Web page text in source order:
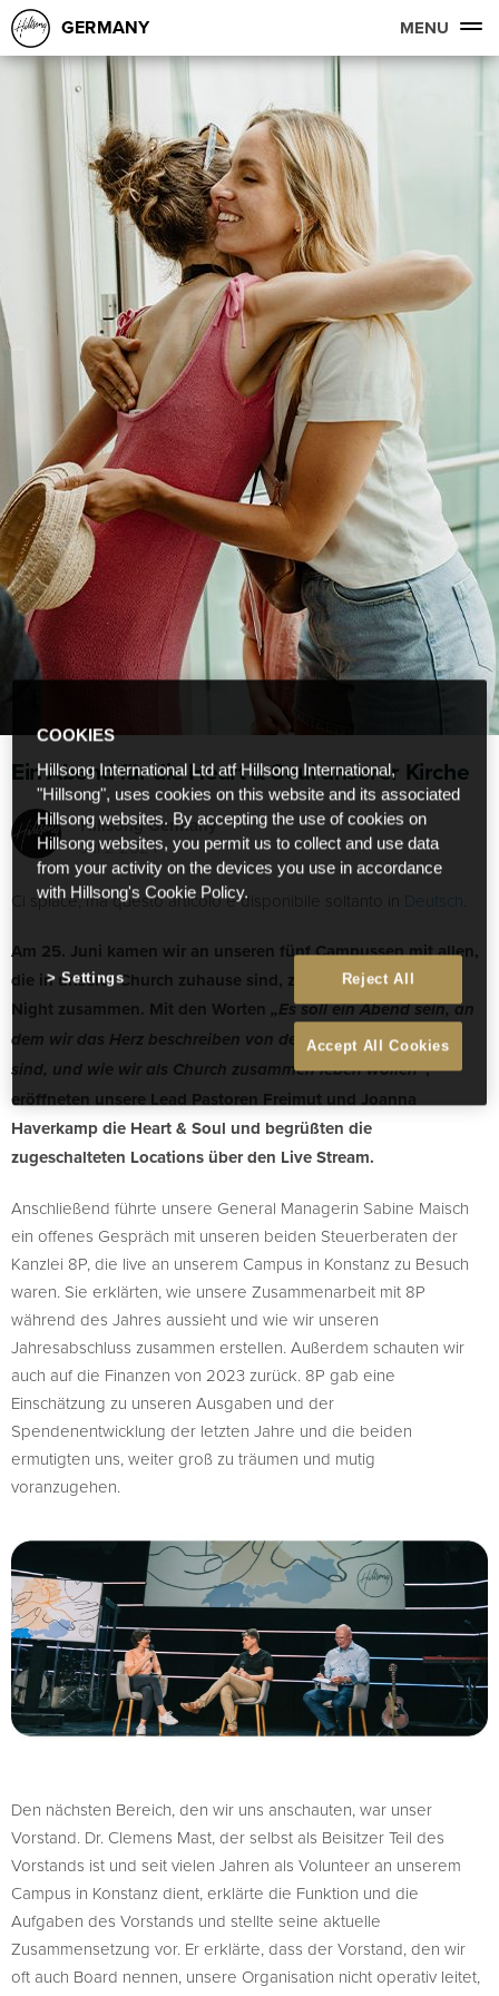
GERMANY MENU
Ein Abend für die Heart & Soul unserer Kirche
Hillsong Germany
Jul 2 2024
Ci spiace, ma questo articolo è disponibile soltanto in Deutsch.
Am 25. Juni kamen wir an unseren fünf Campussen mit allen,
die in unserer Church zuhause sind, zu einer Heart & Soul
Night zusammen. Mit den Worten „Es soll ein Abend sein, an
dem wir das Herz beschreiben von dem, wer wir als Church
sind, und wie wir als Church zusammen leben wollen“,
eröffneten unsere Lead Pastoren Freimut und Joanna
Haverkamp die Heart & Soul und begrüßten die
zugeschalteten Locations über den Live Stream.
Anschließend führte unsere General Managerin Sabine Maisch
ein offenes Gespräch mit unseren beiden Steuerberaten der
Kanzlei 8P, die live an unserem Campus in Konstanz zu Besuch
waren. Sie erklärten, wie unsere Zusammenarbeit mit 8P
während des Jahres aussieht und wie wir unseren
Jahresabschluss zusammen erstellen. Außerdem schauten wir
auch auf die Finanzen von 2023 zurück. 8P gab eine
Einschätzung zu unseren Ausgaben und der
Spendenentwicklung der letzten Jahre und die beiden
ermutigten uns, weiter groß zu träumen und mutig
voranzugehen.
Den nächsten Bereich, den wir uns anschauten, war unser
Vorstand. Dr. Clemens Mast, der selbst als Beisitzer Teil des
Vorstands ist und seit vielen Jahren als Volunteer an unserem
Campus in Konstanz dient, erklärte die Funktion und die
Aufgaben des Vorstands und stellte seine aktuelle
Zusammensetzung vor. Er erklärte, dass der Vorstand, den wir
oft auch Board nennen, unsere Organisation nicht operativ leitet,
COOKIES
Hillsong International Ltd atf Hillsong International,
"Hillsong", uses cookies on this website and its associated
Hillsong websites. By accepting the use of cookies on
Hillsong websites, you permit us to collect and use data
from your activity on the devices you use in accordance
with Hillsong's Cookie Policy.
Reject All
Accept All Cookies
Settings